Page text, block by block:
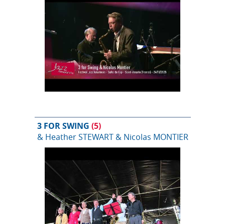
3 FOR SWING (5)
& Heather STEWART & Nicolas MONTIER